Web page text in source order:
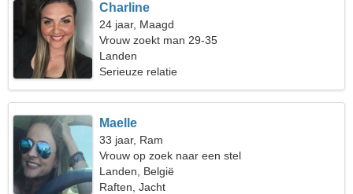
Charline
24 jaar, Maagd
Vrouw zoekt man 29-35
Landen
Serieuze relatie
Maelle
33 jaar, Ram
Vrouw op zoek naar een stel
Landen, België
Raften, Jacht